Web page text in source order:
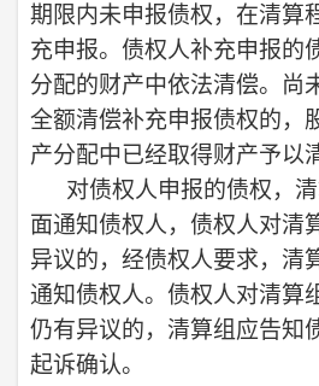
期限内未申报债权，在清算
充申报。债权人补充申报的
分配的财产中依法清偿。尚
全额清偿补充申报债权的，
产分配中已经取得财产予以
对债权人申报的债权，清
面通知债权人，债权人对清
异议的，经债权人要求，清
通知债权人。债权人对清算
仍有异议的，清算组应告知
起诉确认。